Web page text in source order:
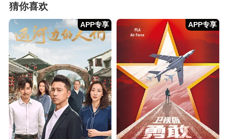
猜你喜欢
APP专享 APP专享